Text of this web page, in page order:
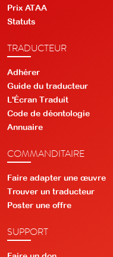
Prix ATAA
Statuts
TRADUCTEUR
Adhérer
Guide du traducteur
L'Écran Traduit
Code de déontologie
Annuaire
COMMANDITAIRE
Faire adapter une œuvre
Trouver un traducteur
Poster une offre
SUPPORT